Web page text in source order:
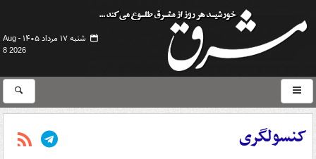
شنبه ۱۷ مرداد ۱۴۰۵ -
Aug
8 2026
کنسولگری